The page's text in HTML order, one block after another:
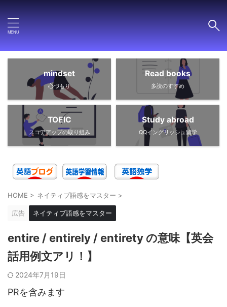
mindset
心づもり
Read books
多読のすすめ
TOEIC
スコアアップの取り組み
Study abroad
QQイングリッシュ留学
HOME > ネイティブ語感をマスター >
広告 ネイティブ語感をマスター
entire / entirely / entirety の意味【英会
話用例文アリ！】
2024年7月19日
PRを含みます